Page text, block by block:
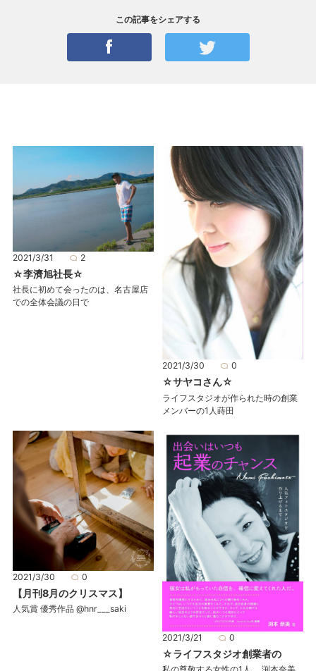
この記事をシェアする
2021/3/31 2
☆李濟旭社長☆
社長に初めて会ったのは、名古屋店
での全体会議の日で
2021/3/30 0
☆サヤコさん☆
ライフスタジオが作られた時の創業
メンバーの1人蒔田
2021/3/30 0
【月刊8月のクリスマス】
人気賞 優秀作品 @hnr___saki
2021/3/21 0
☆ライフスタジオ創業者の